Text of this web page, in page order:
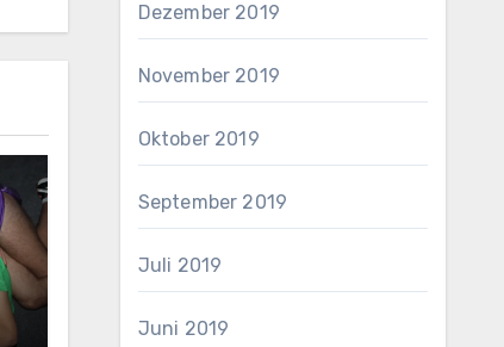
Dezember 2019
November 2019
Oktober 2019
September 2019
Juli 2019
Juni 2019